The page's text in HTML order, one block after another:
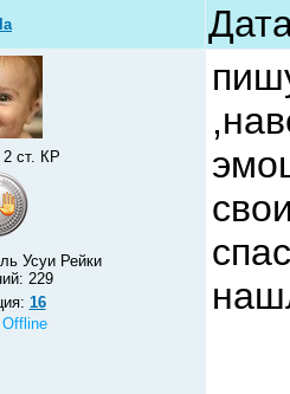
2 ст. КР
Усуи Рейки
229
16
Offline